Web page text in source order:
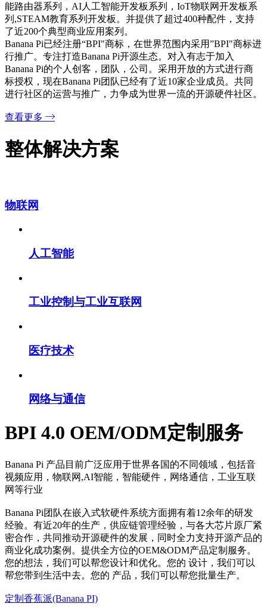
能路由器系列，AI人工智能开发板系列，IoT物联网开发板系
列,STEAM教育系列开发板。并提供了超过400种配件，支持
了近200个典型商业应用案列。
Banana Pi已经注册“BPI"商标，在世界范围内采用”BPI"商标进
行推广。专注打造Banana Pi开源生态。对入有志于加入
Banana Pi的个人创客，团队，公司。采用开放的方式进行商
标授权，现在Banana Pi团队已经有了近10家企业成员。共同
进行社区的运营与推广，力争成为世界一流的开源硬件社区。
查看更多
整体解决方案
物联网
人工智能
工业控制与工业互联网
医疗技术
网络与通信
BPI 4.0 OEM/ODM定制服务
Banana Pi 产品目前广泛应用于世界各国的不同领域，包括音
视频应用，物联网,AI智能，智能硬件，网络通信，工业互联
网等行业
Banana Pi团队在嵌入式软硬件系统方面拥有着12余年的研发
经验。有近20年的生产，供应链管理经验，与各大芯片原厂紧
密合作，共同推动开源硬件的发展，同时全力支持开源产品的
商业化成功案例。提供全方位的OEM&ODM产品定制服务。
您的想法，我们可以帮您设计和优化。您的 设计，我们可以
帮您带到生活中去。您的 产品，我们可以帮您批量生产。
定制香蕉派(Banana PI)